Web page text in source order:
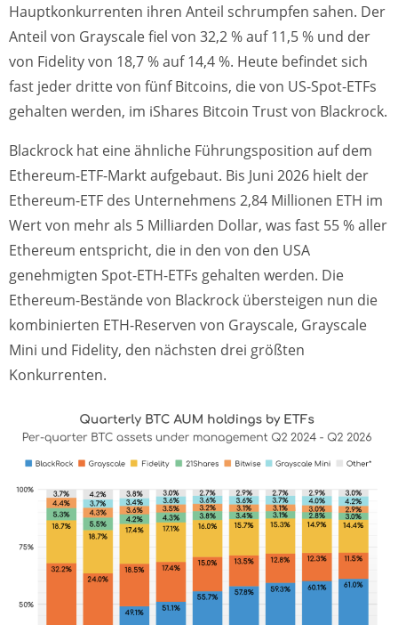
Hauptkonkurrenten ihren Anteil schrumpfen sahen. Der
Anteil von Grayscale fiel von 32,2 % auf 11,5 % und der
von Fidelity von 18,7 % auf 14,4 %. Heute befindet sich
fast jeder dritte von fünf Bitcoins, die von US-Spot-ETFs
gehalten werden, im iShares Bitcoin Trust von Blackrock.
Blackrock hat eine ähnliche Führungsposition auf dem
Ethereum-ETF-Markt aufgebaut. Bis Juni 2026 hielt der
Ethereum-ETF des Unternehmens 2,84 Millionen ETH im
Wert von mehr als 5 Milliarden Dollar, was fast 55 % aller
Ethereum entspricht, die in den von den USA
genehmigten Spot-ETH-ETFs gehalten werden. Die
Ethereum-Bestände von Blackrock übersteigen nun die
kombinierten ETH-Reserven von Grayscale, Grayscale
Mini und Fidelity, den nächsten drei größten
Konkurrenten.